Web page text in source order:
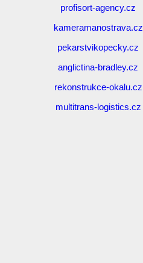
profisort-agency.cz
kameramanostrava.cz
pekarstvikopecky.cz
anglictina-bradley.cz
rekonstrukce-okalu.cz
multitrans-logistics.cz